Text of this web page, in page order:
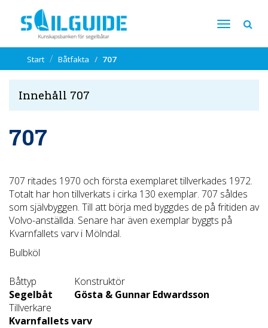
Start Båtfakta 707
Innehåll 707
707
707 ritades 1970 och första exemplaret tillverkades 1972.
Totalt har hon tillverkats i cirka 130 exemplar. 707 såldes
som självbyggen. Till att börja med byggdes de på fritiden av
Volvo-anställda. Senare har även exemplar byggts på
Kvarnfallets varv i Mölndal.
Bulbköl
Båttyp
Segelbåt
Konstruktör
Gösta & Gunnar Edwardsson
Tillverkare
Kvarnfallets varv